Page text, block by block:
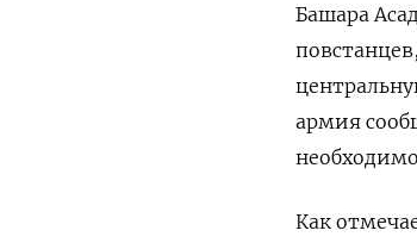
Башара
армия
Как